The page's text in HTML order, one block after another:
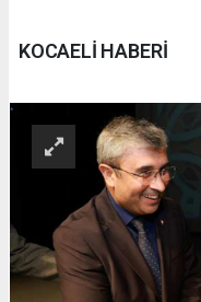
KOCAELİ HABERİ